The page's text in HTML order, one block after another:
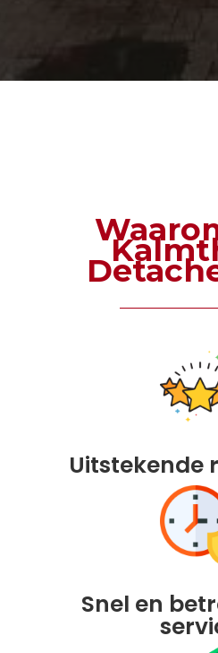
Uitstekende
Snel en